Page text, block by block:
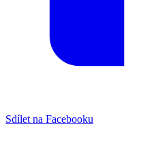
Sdílet na Facebooku